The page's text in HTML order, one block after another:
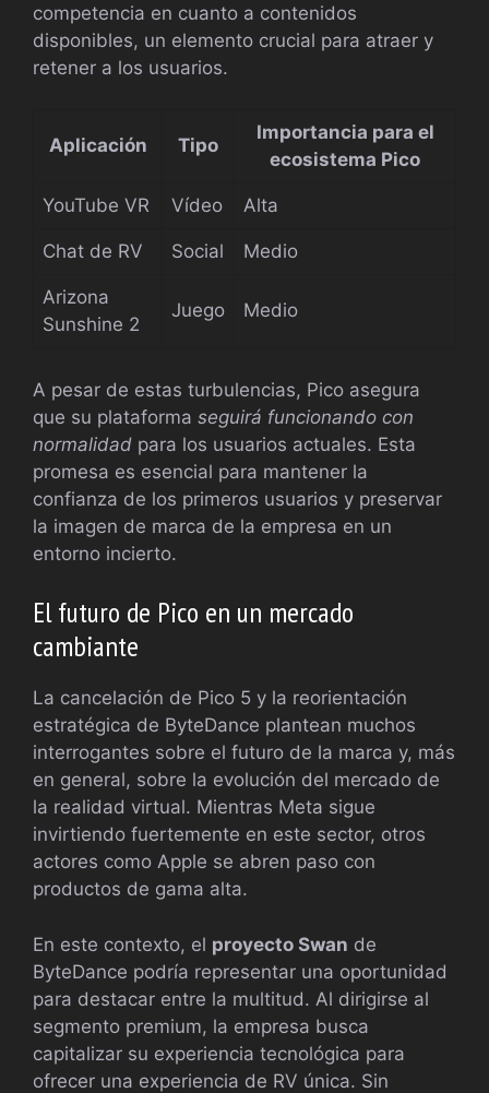
competencia en cuanto a contenidos
disponibles, un elemento crucial para atraer y
retener a los usuarios.
Aplicación Tipo
Importancia para el
ecosistema Pico
YouTube VR Vídeo Alta
Chat de RV Social Medio
Arizona
Sunshine 2
Juego Medio
A pesar de estas turbulencias, Pico asegura
que su plataforma seguirá funcionando con
normalidad para los usuarios actuales. Esta
promesa es esencial para mantener la
confianza de los primeros usuarios y preservar
la imagen de marca de la empresa en un
entorno incierto.
El futuro de Pico en un mercado
cambiante
La cancelación de Pico 5 y la reorientación
estratégica de ByteDance plantean muchos
interrogantes sobre el futuro de la marca y, más
en general, sobre la evolución del mercado de
la realidad virtual. Mientras Meta sigue
invirtiendo fuertemente en este sector, otros
actores como Apple se abren paso con
productos de gama alta.
En este contexto, el proyecto Swan de
ByteDance podría representar una oportunidad
para destacar entre la multitud. Al dirigirse al
segmento premium, la empresa busca
capitalizar su experiencia tecnológica para
ofrecer una experiencia de RV única. Sin